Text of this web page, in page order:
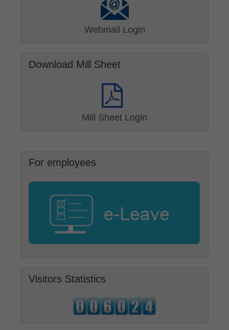
Webmail Login
Download Mill Sheet
Mill Sheet Login
For employees
Visitors Statistics